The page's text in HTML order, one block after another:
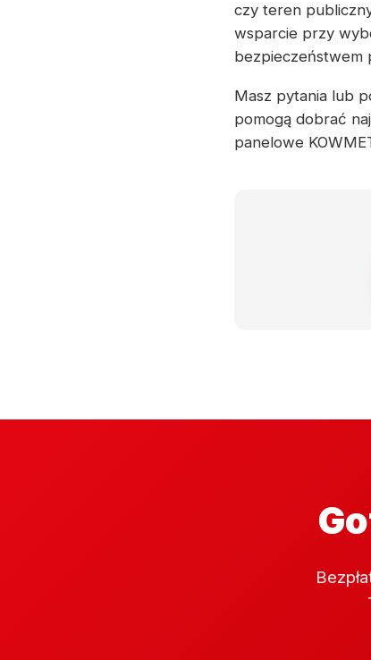
czy teren
wsparcie przy
bezpieczeństwem
Masz pytania lub
pomogą dobrać
panelowe